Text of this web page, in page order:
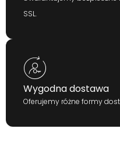
SSL.
Wygodna dostawa
Oferujemy różne formy